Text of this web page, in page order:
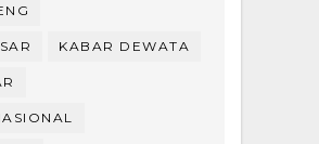
KABAR DEWATA